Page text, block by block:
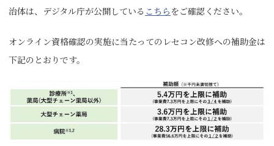
治体は、デジタル庁が公開している こちら をご確認ください。
オンライン資格確認の実施に当たってのレセコン改修への補助金は
下記のとおりです。